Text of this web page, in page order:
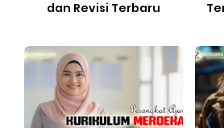
dan Revisi Terbaru